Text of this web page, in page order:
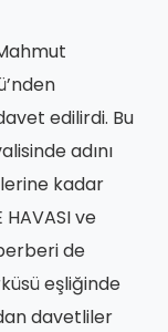
edilirdi. Bu
adını
kadar
HAVASI ve
de
eşliğinde
davetliler